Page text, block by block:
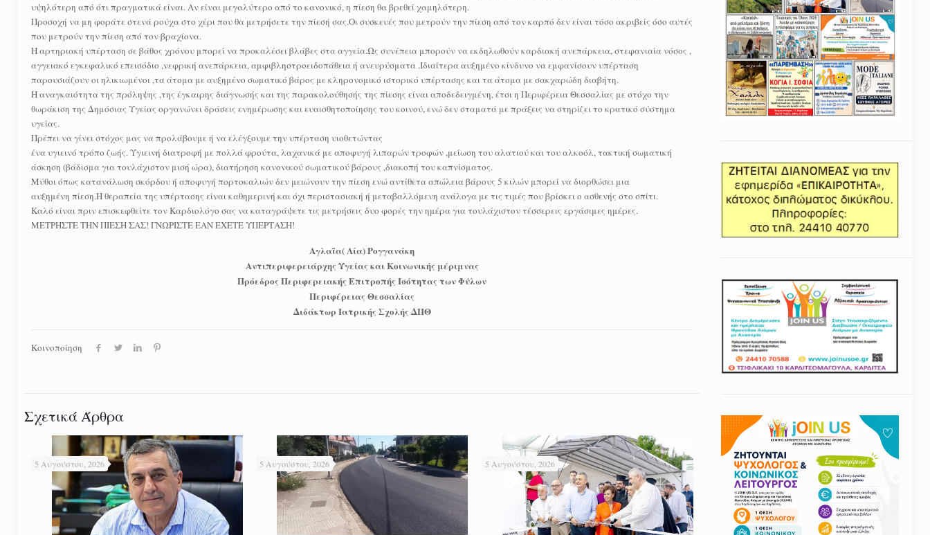
υψηλότερη από ότι πραγματικά είναι. Αν είναι μεγαλύτερο από το κανονικό, η πίεση θα βρεθεί χαμηλότερη.
Προσοχή να μη φοράτε στενά ρούχα στο χέρι που θα μετρήσετε την πίεσή σας.Οι συσκευές που μετρούν την πίεση από τον καρπό δεν είναι τόσο ακριβείς όσο αυτές
που μετρούν την πίεση από τον βραχίονα.
Η αρτηριακή υπέρταση σε βάθος χρόνου μπορεί να προκαλέσει βλάβες στα αγγεία.Ως συνέπεια μπορούν να εκδηλωθούν καρδιακή ανεπάρκεια, στεφανιαία νόσος ,
αγγειακό εγκεφαλικό επεισόδιο ,νεφρική ανεπάρκεια, αμφιβληστροειδοπάθεια ή ανευρύσματα .Ιδιαίτερα αυξημένο κίνδυνο να εμφανίσουν υπέρταση
παρουσιάζουν οι ηλικιωμένοι ,τα άτομα με αυξημένο σωματικό βάρος με κληρονομικό ιστορικό υπέρτασης και τα άτομα με σακχαρώδη διαβήτη.
Η αναγκαιότητα της πρόληψης ,της έγκαιρης διάγνωσής και της παρακολούθησής της πίεσης είναι αποδεδειγμένη, έτσι η Περιφέρεια Θεσσαλίας με στόχο την
θωράκιση της Δημόσιας Υγείας οργανώνει δράσεις ενημέρωσης και ευαισθητοποίησης του κοινού, ενώ δεν σταματά με πράξεις να στηρίζει το κρατικό σύστημα
υγείας.
Πρέπει να γίνει στόχος μας να προλάβουμε ή να ελέγξουμε την υπέρταση υιοθετώντας
ένα υγιεινό τρόπο ζωής. Υγιεινή διατροφή με πολλά φρούτα, λαχανικά με αποφυγή λιπαρών τροφών ,μείωση του αλατιού και του αλκοόλ, τακτική σωματική
άσκηση (βάδισμα για τουλάχιστον μισή ώρα), διατήρηση κανονικού σωματικού βάρους ,διακοπή του καπνίσματος.
Μύθοι όπως κατανάλωση σκόρδου ή αποφυγή πορτοκαλιών δεν μειώνουν την πίεση ενώ αντίθετα απώλεια βάρους 5 κιλών μπορεί να διορθώσει μια
αυξημένη πίεση.Η θεραπεία της υπέρτασης είναι καθημερινή και όχι περιστασιακή ή μεταβαλλόμενη ανάλογα με τις τιμές που βρίσκει ο ασθενής στο σπίτι.
Καλό είναι πριν επισκεφθείτε τον Καρδιολόγο σας να καταγράψετε τις μετρήσεις δυο φορές την ημέρα για τουλάχιστον τέσσερεις εργάσιμες ημέρες.
ΜΕΤΡΗΣΤΕ ΤΗΝ ΠΙΕΣΗ ΣΑΣ! ΓΝΩΡΙΣΤΕ ΕΑΝ ΕΧΕΤΕ ΥΠΕΡΤΑΣΗ!
Αγλαΐα( Λία) Ρογγανάκη
Αντιπεριφερειάρχης Υγείας και Κοινωνικής μέριμνας
Πρόεδρος Περιφερειακής Επιτροπής Ισότητας των Φύλων
Περιφέρειας Θεσσαλίας
Διδάκτωρ Ιατρικής Σχολής ΔΠΘ
Κοινοποίηση
Σχετικά Άρθρα
5 Αυγούστου, 2026 5 Αυγούστου, 2026 5 Αυγούστου, 2026